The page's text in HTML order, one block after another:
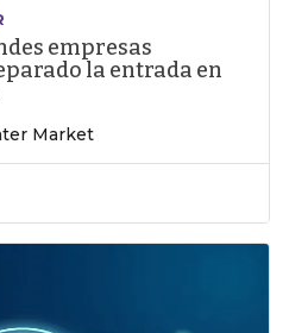
empresas
la entrada en
Market